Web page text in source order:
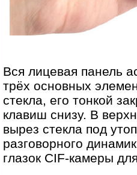
Вся лицевая панель
трёх основных
стекла, его тонкой
клавиш снизу. В
вырез стекла под
разговорного
глазок CIF-камеры